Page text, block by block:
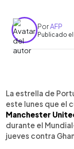
PorAFP
Publicado el
►
La estrella de
este lunes que el
Manchester
durante el
jueves contra